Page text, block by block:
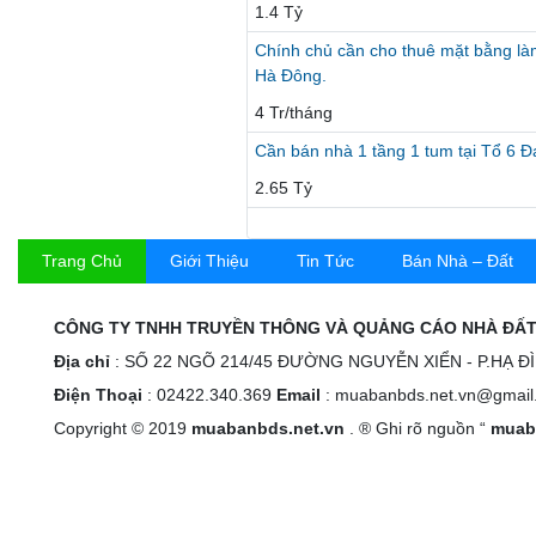
1.4 Tỷ
Chính chủ cần cho thuê mặt bằng
Hà Đông.
4 Tr/tháng
Cần bán nhà 1 tầng 1 tum tại Tổ 6
2.65 Tỷ
Trang Chủ Giới Thiệu Tin Tức Bán Nhà – Đất
CÔNG TY TNHH TRUYỀN THÔNG VÀ QUẢNG CÁO NHÀ
Địa chỉ : SỐ 22 NGÕ 214/45 ĐƯỜNG NGUYỄN XIỂN - P.HẠ
Điện Thoại : 02422.340.369 Email :
Copyright © 2019 muabanbds.net.vn . ® Ghi rõ nguồn “